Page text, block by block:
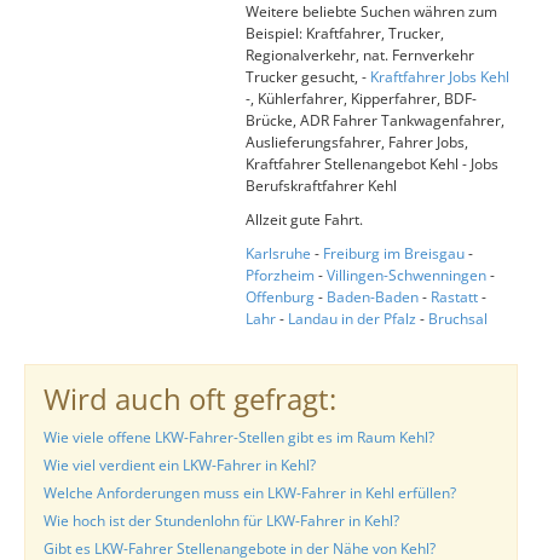
Weitere beliebte Suchen währen zum
Beispiel: Kraftfahrer, Trucker,
Regionalverkehr, nat. Fernverkehr
Trucker gesucht, - Kraftfahrer Jobs Kehl
-, Kühlerfahrer, Kipperfahrer, BDF-
Brücke, ADR Fahrer Tankwagenfahrer,
Auslieferungsfahrer, Fahrer Jobs,
Kraftfahrer Stellenangebot Kehl - Jobs
Berufskraftfahrer Kehl
Allzeit gute Fahrt.
Karlsruhe - Freiburg im Breisgau-
Pforzheim-Villingen-Schwenningen-
Offenburg- Baden-Baden- Rastatt-
Lahr- Landau in der Pfalz - Bruchsal
Wird auch oft gefragt:
Wie viele offene LKW-Fahrer-Stellen gibt es im Raum Kehl?
Wie viel verdient ein LKW-Fahrer in Kehl?
Welche Anforderungen muss ein LKW-Fahrer in Kehl erfüllen?
Wie hoch ist der Stundenlohn für LKW-Fahrer in Kehl?
Gibt es LKW-Fahrer Stellenangebote in der Nähe von Kehl?